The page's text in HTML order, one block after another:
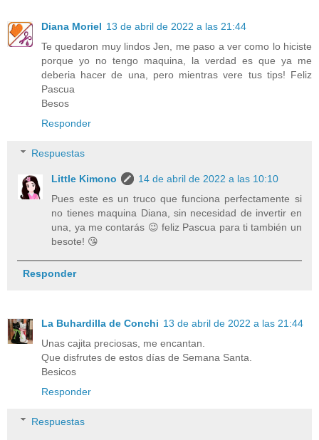
Diana Moriel 13 de abril de 2022 a las 21:44
Te quedaron muy lindos Jen, me paso a ver como lo hiciste
porque yo no tengo maquina, la verdad es que ya me
deberia hacer de una, pero mientras vere tus tips! Feliz
Pascua
Besos
Responder
Respuestas
Little Kimono
14 de abril de 2022 a las 10:10
Pues este es un truco que funciona perfectamente si
no tienes maquina Diana, sin necesidad de invertir en
una, ya me contarás 😉 feliz Pascua para ti también un
besote! 😘
Responder
La Buhardilla de Conchi 13 de abril de 2022 a las 21:44
Unas cajita preciosas, me encantan.
Que disfrutes de estos días de Semana Santa.
Besicos
Responder
Respuestas